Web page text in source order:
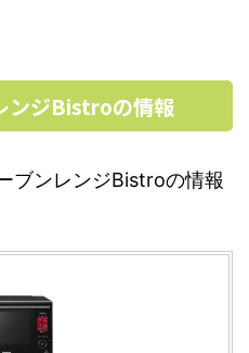
ンジBistroの情報
ブンレンジBistroの情報